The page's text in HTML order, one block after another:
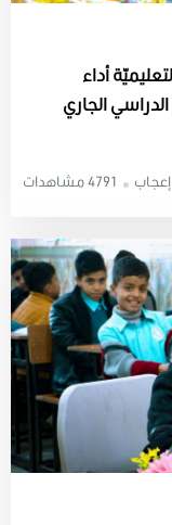
أداء
الجاري
4791 مشاهدات